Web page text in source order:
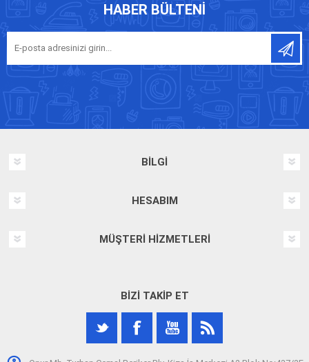
HABER BÜLTENI
BILGI
HESABIM
MÜŞTERI HIZMETLERI
BIZI TAKIP ET